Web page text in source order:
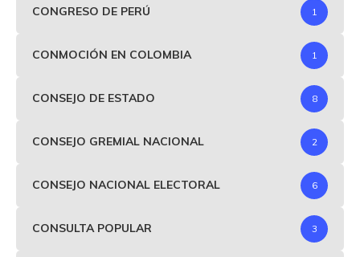
CONGRESO DE PERÚ 1
CONMOCIÓN EN COLOMBIA 1
CONSEJO DE ESTADO 8
CONSEJO GREMIAL NACIONAL 2
CONSEJO NACIONAL ELECTORAL 6
CONSULTA POPULAR 3